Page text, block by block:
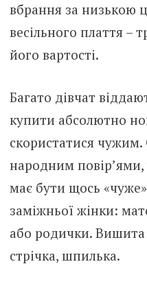
вбрання за низькою
весільного плаття –
його вартості.
Багато дівчат
купити абсолютно
скористатися
народним повір’ями,
має бути щось
заміжньої жінки:
або родички. Вишита
стрічка, шпилька.